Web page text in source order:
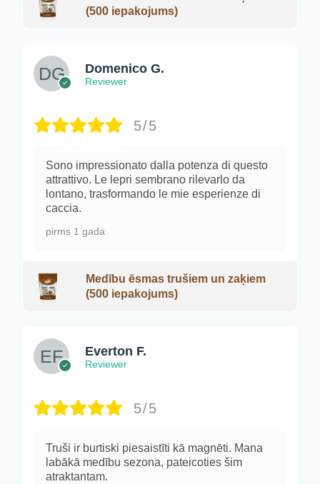
(500 iepakojums)
Domenico G.
Reviewer
5/5
Sono impressionato dalla potenza di questo
attrattivo. Le lepri sembrano rilevarlo da
lontano, trasformando le mie esperienze di
caccia.
pirms 1 gada
Medību ēsmas trušiem un zaķiem
(500 iepakojums)
Everton F.
Reviewer
5/5
Truši ir burtiski piesaistīti kā magnēti. Mana
labākā medību sezona, pateicoties šim
atraktantam.